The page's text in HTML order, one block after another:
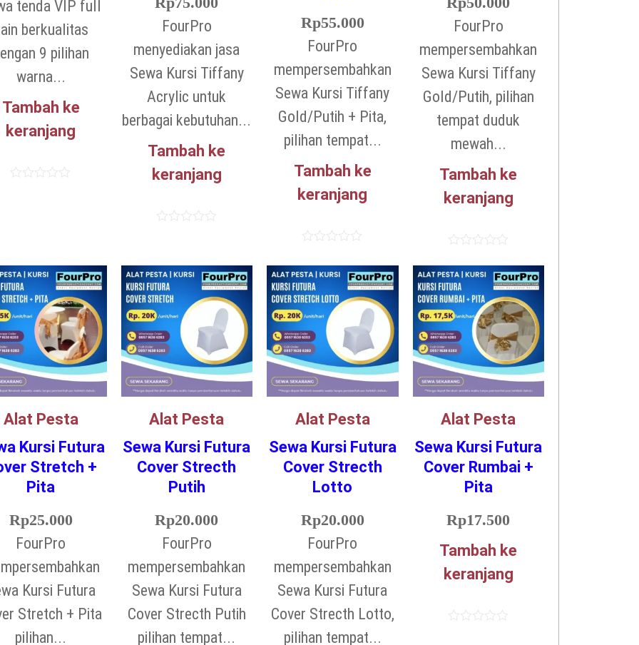
tenda VIP full
berkualitas
9 pilihan
warna...
Tambah ke
keranjang
FourPro
menyediakan jasa
Sewa Kursi Tiffany
Acrylic untuk
berbagai kebutuhan...
Tambah ke
keranjang
5
Rp55.000
FourPro
mempersembahkan
Sewa Kursi Tiffany
Gold/Putih + Pita,
pilihan tempat...
Tambah ke
keranjang
0
dari
5
FourPro
mempersembahkan
Sewa Kursi Tiffany
Gold/Putih, pilihan
tempat duduk
mewah...
Tambah ke
keranjang
0
dari
5
Alat Pesta
Kursi Futura
Stretch +
Pita
Rp25.000
FourPro
Kursi Futura
Stretch + Pita
pilihan...
Alat Pesta
Sewa Kursi Futura
Cover Strecth
Putih
Rp20.000
FourPro
mempersembahkan
Sewa Kursi Futura
Cover Strecth Putih
pilihan tempat...
Alat Pesta
Sewa Kursi Futura
Cover Strecth
Lotto
Rp20.000
FourPro
mempersembahkan
Sewa Kursi Futura
Cover Strecth Lotto,
pilihan tempat...
Alat Pesta
Sewa Kursi Futura
Cover Rumbai +
Pita
Rp17.500
Tambah ke
keranjang